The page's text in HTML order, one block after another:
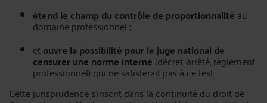
étend le champ du contrôle de proportionnalité au
domaine professionnel ;
etouvre la possibilité pour le juge national de
censurer une norme interne (décret, arrêté, règlement
professionnel) qui ne satisferait pas à ce test.
Cette jurisprudence s’inscrit dans la continuité du droit de